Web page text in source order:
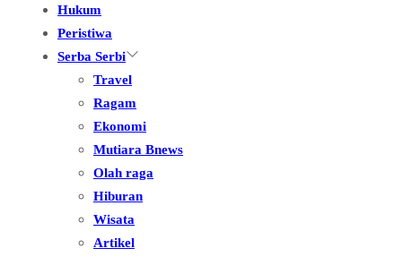
Hukum
Peristiwa
Serba Serbi
Travel
Ragam
Ekonomi
Mutiara Bnews
Olah raga
Hiburan
Wisata
Artikel